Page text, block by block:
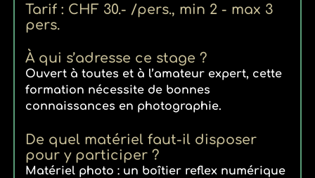
Tarif : CHF 30.- /pers., min 2 - max 3
pers.
À qui s’adresse ce stage ?
Ouvert à toutes et à l’amateur expert, cette
formation nécessite de bonnes
connaissances en photographie.
De quel matériel faut-il disposer
pour y participer ?
Matériel photo : un boîtier reflex numérique